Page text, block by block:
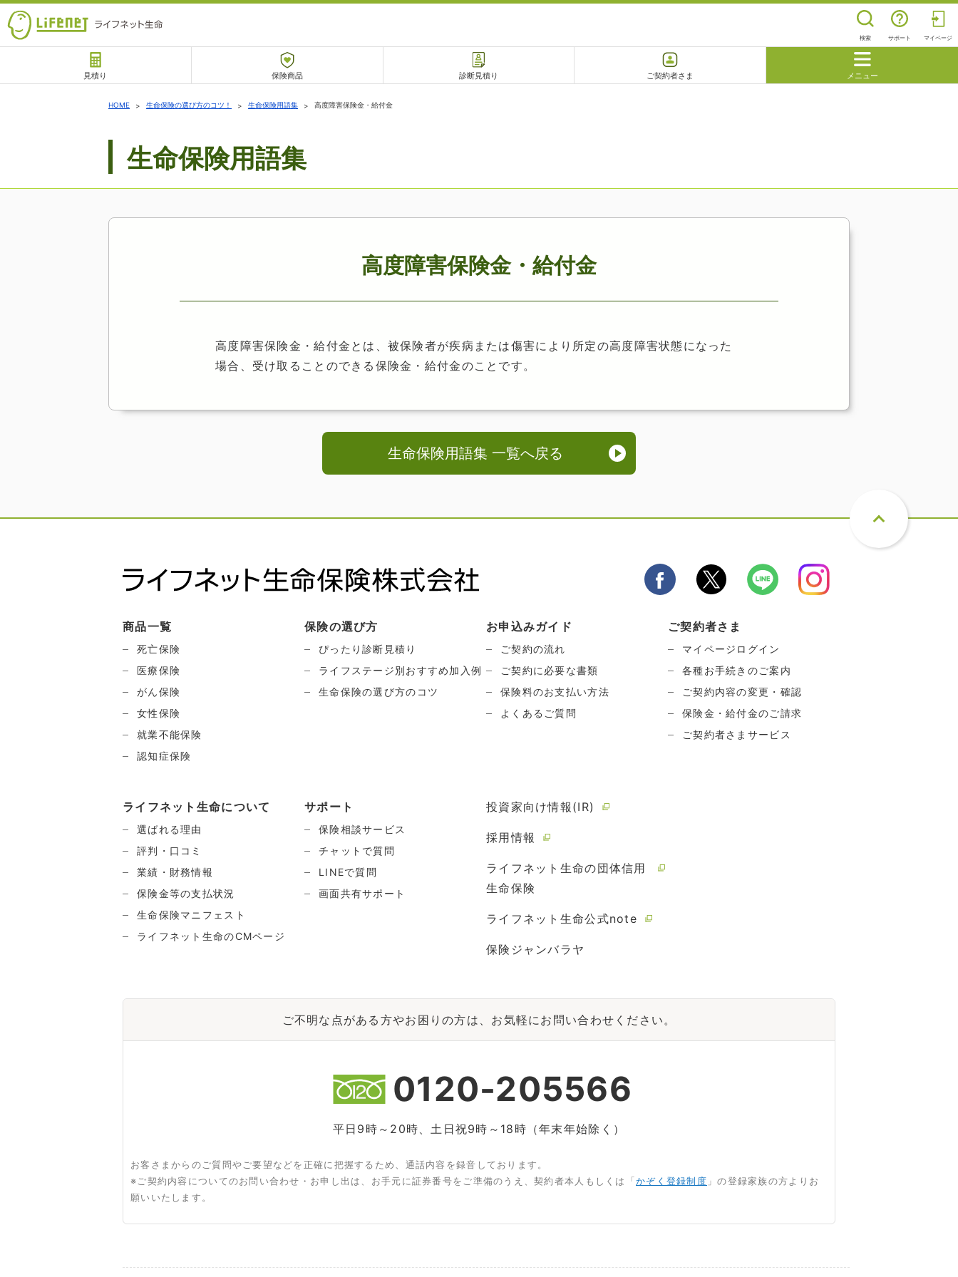
検索 サポート マイページ
見積り 保険商品 診断見積り ご契約者さま メニュー
チャットサポート
HOME 生命保険の選び方のコツ！ 生命保険用語集 高度障害保険金・給付金
生命保険用語集
高度障害保険金・給付金
高度障害保険金・給付金とは、被保険者が疾病または傷害により所定の高度障害状態になった
場合、受け取ることのできる保険金・給付金のことです。
生命保険用語集 一覧へ戻る
商品一覧
死亡保険
医療保険
がん保険
女性保険
就業不能保険
認知症保険
保険の選び方
ぴったり診断見積り
ライフステージ別おすすめ加入例
生命保険の選び方のコツ
お申込みガイド
ご契約の流れ
ご契約に必要な書類
保険料のお支払い方法
よくあるご質問
ご契約者さま
マイページログイン
各種お手続きのご案内
ご契約内容の変更・確認
保険金・給付金のご請求
ご契約者さまサービス
ライフネット生命について
選ばれる理由
評判・口コミ
業績・財務情報
保険金等の支払状況
生命保険マニフェスト
ライフネット生命のCMページ
サポート
保険相談サービス
チャットで質問
LINEで質問
画面共有サポート
投資家向け情報(IR)
採用情報
ライフネット生命の団体信用
生命保険
ライフネット生命公式note
保険ジャンバラヤ
ご不明な点がある方やお困りの方は、お気軽にお問い合わせください。
0120-205566
平日9時～20時、土日祝9時～18時（年末年始除く）
お客さまからのご質問やご要望などを正確に把握するため、通話内容を録音しております。
※ご契約内容についてのお問い合わせ・お申し出は、お手元に証券番号をご準備のうえ、契約者本人もしくは「かぞく登録制度 」の登録家族の方よりお
願いいたします。